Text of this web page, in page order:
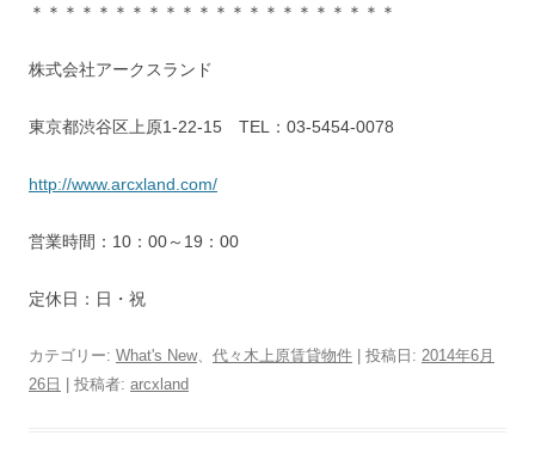
＊＊＊＊＊＊＊＊＊＊＊＊＊＊＊＊＊＊＊＊＊＊
株式会社アークスランド
東京都渋谷区上原1-22-15 TEL：03-5454-0078
http://www.arcxland.com/
営業時間：10：00～19：00
定休日：日・祝
カテゴリー: What's New、 代々木上原賃貸物件 | 投稿日: 2014年6月
26日
投稿者: arcxland